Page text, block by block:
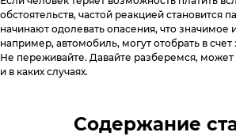
Повысить финграмотность
Анонимный звонок
Вернуться в ЭОС
Поднять кредитный рейтинг
Вопросы и Ответы
Мобильное приложение
Оплатить в магазине
Оплатить в банке
Специальные предложения
Карьера в ЭОС
Документы
Адреса офисов
и терминалов
Реквизиты
Горячая линия
8 800 775 02 04c 8:00 до 17:00
Сайт для юридических лиц
обстоятельств, частой реакцией становится
начинают одолевать опасения, что значимое
например, автомобиль, могут отобрать в
Не переживайте. Давайте разберемся, может
и в каких случаях.
Содержание